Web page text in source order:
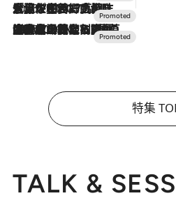
2026.7.17
「土佐和ハーブかき氷」がOMO7高知に登場！生姜、山椒、大葉など目にも舌にも涼を呼ぶ郷土の味
2026.7.10
NEW OPEN！【界 草津】名湯の地に誕生。趣の異なる2種の温泉と上州ならではの会席・蕎麦割烹など美食を味わう究極の癒やし旅
特集
TALK &